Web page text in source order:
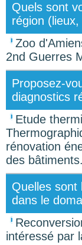
Quels sont
région
Zoo
2nd Guerres
Proposez-
diagnostics
Etude
rénovation
des bâtiments.
Quelles sont
dans le
intéressé par